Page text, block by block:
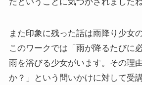
だということに気づかされましたね
また印象に残った話は雨降り少女
このワークでは「雨が降るたびに
雨を浴びる少女がいます。その理
か？」という問いかけに対して受